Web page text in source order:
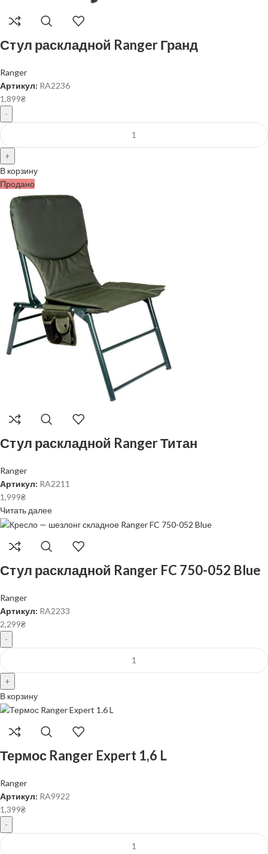
Стул раскладной Ranger Гранд
Ranger
Артикул: RA2236
1,899₴
В корзину
Продано
Стул раскладной Ranger Титан
Ranger
Артикул: RA2211
1,999₴
Читать далее
Стул раскладной Ranger FC 750-052 Blue
Ranger
Артикул: RA2233
2,299₴
В корзину
Термос Ranger Expert 1,6 L
Ranger
Артикул: RA9922
1,399₴